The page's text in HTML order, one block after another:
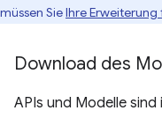
müssen SieIhre
Download des
APIs und Modelle